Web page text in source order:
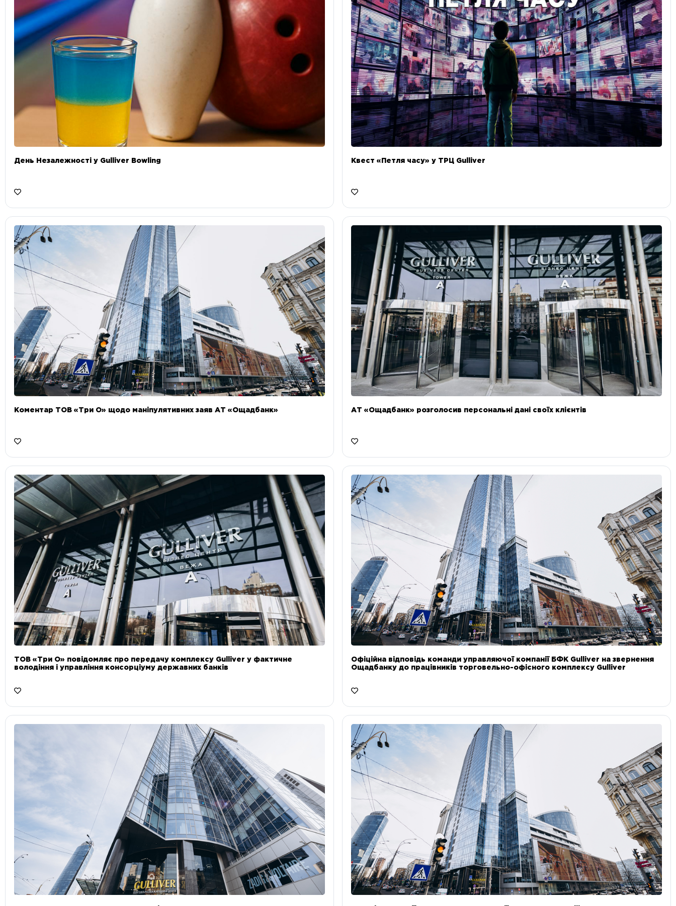
День Незалежності у Gulliver Bowling Квест «Петля часу» у ТРЦ Gulliver
Коментар ТОВ «Три О» щодо маніпулятивних заяв АТ «Ощадбанк» АТ «Ощадбанк» розголосив персональні дані своїх клієнтів
ТОВ «Три О» повідомляє про передачу комплексу Gulliver у фактичне
володіння і управління консорціуму державних банків
Офіційна відповідь команди управляючої компанії БФК Gulliver на звернення
Ощадбанку до працівників торговельно-офісного комплексу Gulliver